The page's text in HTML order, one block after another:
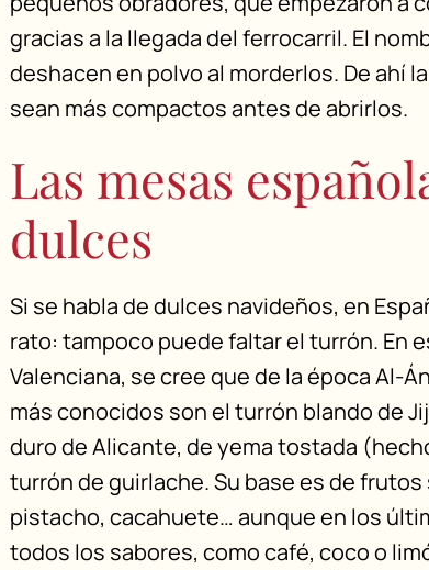
gracias a la llegada del ferrocarril. El
deshacen en polvo al morderlos. De ahí
sean más compactos antes de abrirlos.
Las mesas
dulces
Si se habla de dulces navideños, en
rato: tampoco puede faltar el turrón. En
Valenciana, se cree que de la época Al-
más conocidos son el turrón blando de
duro de Alicante, de yema tostada
turrón de guirlache. Su base es de
pistacho, cacahuete… aunque en los
todos los sabores, como café, coco o